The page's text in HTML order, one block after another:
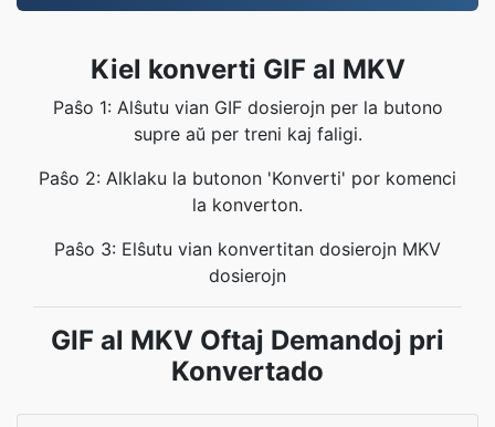
Kiel konverti GIF al MKV
Paŝo 1: Alŝutu vian GIF dosierojn per la butono
supre aŭ per treni kaj faligi.
Paŝo 2: Alklaku la butonon 'Konverti' por komenci
la konverton.
Paŝo 3: Elŝutu vian konvertitan dosierojn MKV
dosierojn
GIF al MKV Oftaj Demandoj pri
Konvertado